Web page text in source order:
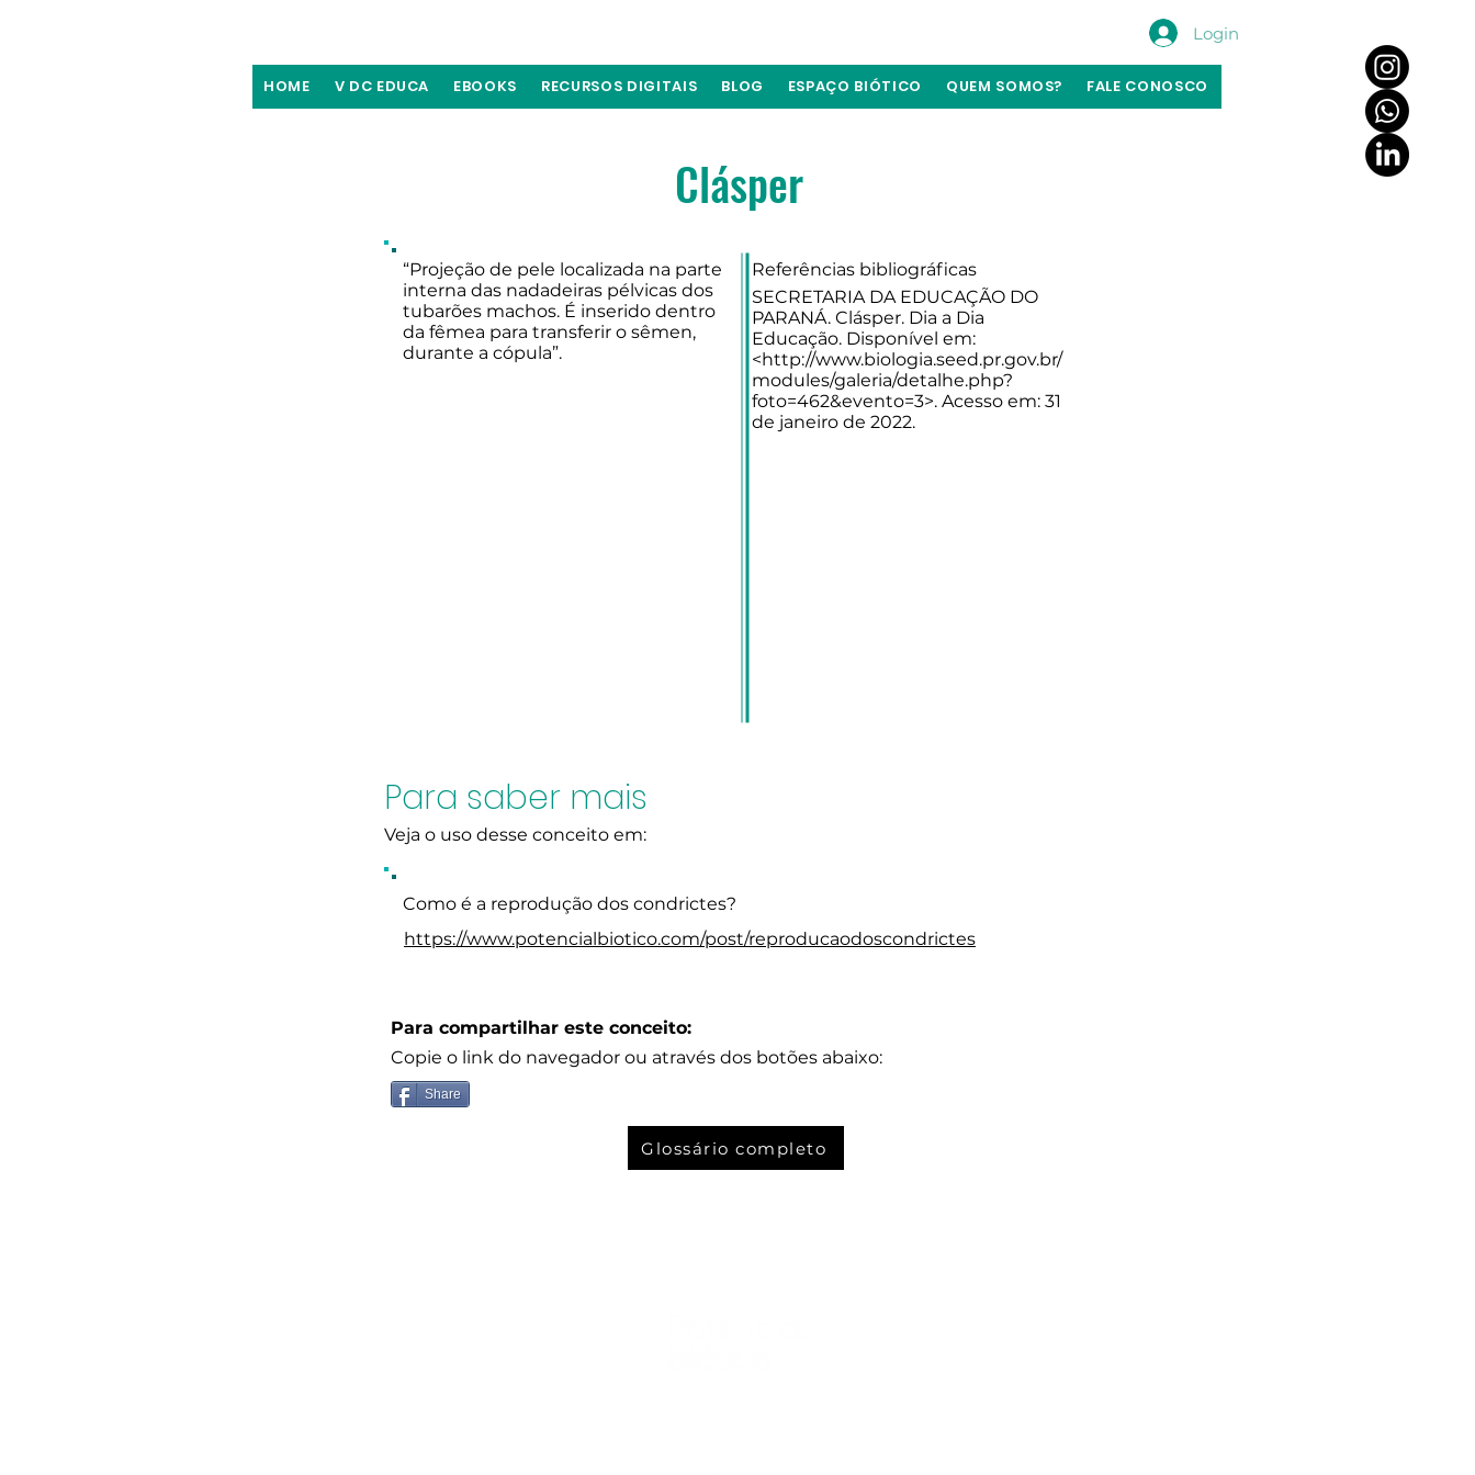
Login
HOME V DC EDUCA EBOOKS RECURSOS DIGITAIS BLOG ESPAÇO BIÓTICO QUEM SOMOS? FALE CONOSCO
Clásper
“Projeção de pele localizada na parte
interna das nadadeiras pélvicas dos
tubarões machos. É inserido dentro
da fêmea para transferir o sêmen,
durante a cópula”.
Referências bibliográficas
SECRETARIA DA EDUCAÇÃO DO
PARANÁ. Clásper. Dia a Dia
Educação. Disponível em:
<http://www.biologia.seed.pr.gov.br/
modules/galeria/detalhe.php?
foto=462&evento=3>. Acesso em: 31
de janeiro de 2022.
Para saber mais
Veja o uso desse conceito em:
Como é a reprodução dos condrictes?
https://www.potencialbiotico.com/post/reproducaodoscondrictes
Para compartilhar este conceito:
Copie o link do navegador ou através dos botões abaixo:
Share
Glossário completo